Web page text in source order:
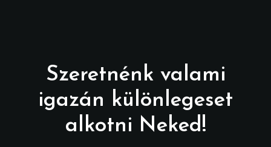
Szeretnénk valami
igazán különlegeset
alkotni Neked!